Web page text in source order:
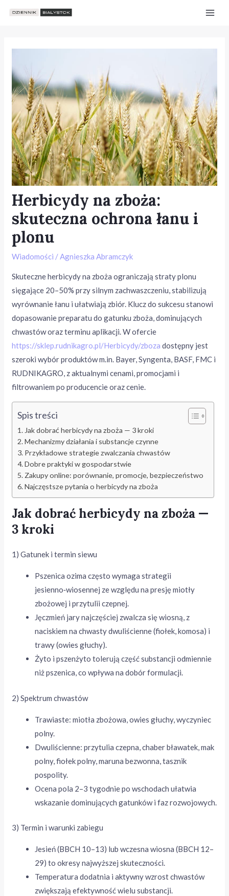
Main
Herbicydy na zboża:
skuteczna ochrona łanu i
plonu
Wiadomości /Agnieszka Abramczyk
Skuteczne herbicydy na zboża ograniczają straty plonu
sięgające 20–50% przy silnym zachwaszczeniu, stabilizują
wyrównanie łanu i ułatwiają zbiór. Klucz do sukcesu stanowi
dopasowanie preparatu do gatunku zboża, dominujących
chwastów oraz terminu aplikacji. W ofercie
https://sklep.rudnikagro.pl/Herbicydy/zboza dostępny jest
szeroki wybór produktów m.in. Bayer, Syngenta, BASF, FMC i
RUDNIKAGRO, z aktualnymi cenami, promocjami i
filtrowaniem po producencie oraz cenie.
Spis treści
Jak dobrać herbicydy na zboża — 3 kroki
Mechanizmy działania i substancje czynne
Przykładowe strategie zwalczania chwastów
Dobre praktyki w gospodarstwie
Zakupy online: porównanie, promocje, bezpieczeństwo
Najczęstsze pytania o herbicydy na zboża
Jak dobrać herbicydy na zboża —
3 kroki
1) Gatunek i termin siewu
Pszenica ozima często wymaga strategii
jesienno‑wiosennej ze względu na presję miotły
zbożowej i przytulii czepnej.
Jęczmień jary najczęściej zwalcza się wiosną, z
naciskiem na chwasty dwuliścienne (fiołek, komosa) i
trawy (owies głuchy).
Żyto i pszenżyto tolerują część substancji odmiennie
niż pszenica, co wpływa na dobór formulacji.
2) Spektrum chwastów
Trawiaste: miotła zbożowa, owies głuchy, wyczyniec
polny.
Dwuliścienne: przytulia czepna, chaber bławatek, mak
polny, fiołek polny, maruna bezwonna, tasznik
pospolity.
Ocena pola 2–3 tygodnie po wschodach ułatwia
wskazanie dominujących gatunków i faz rozwojowych.
3) Termin i warunki zabiegu
Jesień (BBCH 10–13) lub wczesna wiosna (BBCH 12–
29) to okresy najwyższej skuteczności.
Temperatura dodatnia i aktywny wzrost chwastów
zwiększają efektywność wielu substancji.